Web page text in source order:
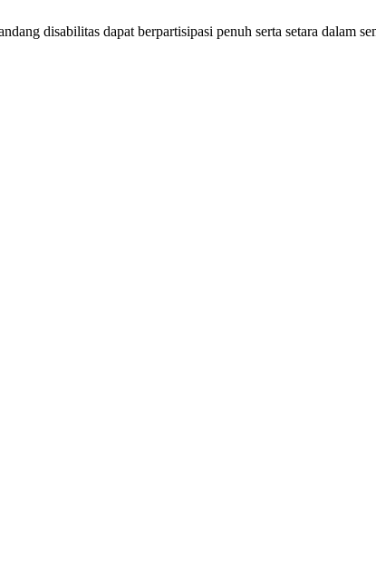
disabilitas dapat berpartisipasi penuh serta setara dalam